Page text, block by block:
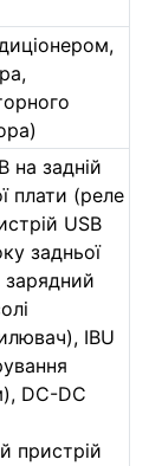
на задній
плати (реле
USB
задньої
зарядний
IBU
DC-DC
пристрій